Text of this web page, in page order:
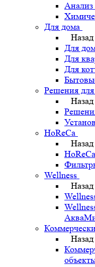
Для дома
Назад
Для
Для
Для
Решения
Назад
HoReCa
Назад
HoReCa
Wellness
Назад
Назад